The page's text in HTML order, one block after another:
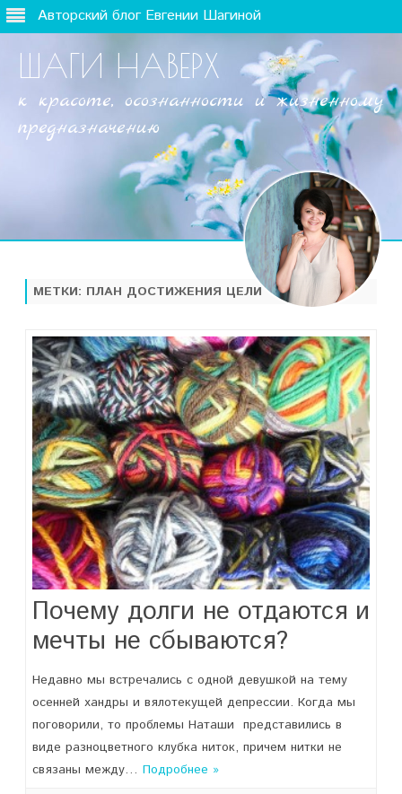
Авторский блог Евгении Шагиной
ШАГИ НАВЕРХ
к красоте, осознанности и жизненному
предназначению
МЕТКИ: ПЛАН ДОСТИЖЕНИЯ ЦЕЛИ
Почему долги не отдаются и
мечты не сбываются?
Недавно мы встречались с одной девушкой на тему
осенней хандры и вялотекущей депрессии. Когда мы
поговорили, то проблемы Наташи представились в
виде разноцветного клубка ниток, причем нитки не
связаны между… Подробнее »